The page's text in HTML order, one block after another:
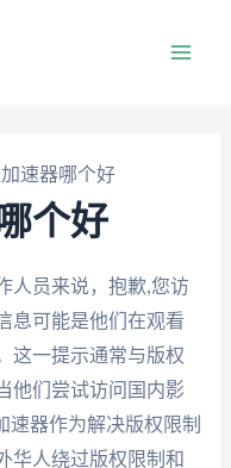
速器哪个好
个好
人员来说，抱歉,您访
息可能是他们在观看
这一提示通常与版权
他们尝试访问国内影
速器作为解决版权限制
华人绕过版权限制和